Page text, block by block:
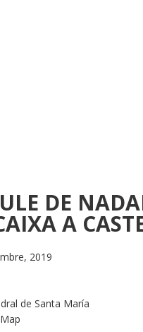
DE
A
2019
de Santa María